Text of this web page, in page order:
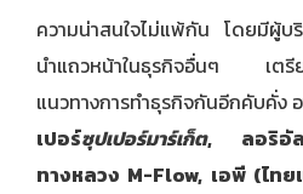
ความน่าสนใจไม่แพ้กัน โดยมีผู้บ
นำแถวหน้าในธุรกิจอื่นๆ เตรีย
แนวทางการทำธุรกิจกันอีกคับคั่ง
เปอร์ซุปเปอร์มาร์เก็ต, ลอริอั
ทางหลวง M-Flow, เอพี (ไท